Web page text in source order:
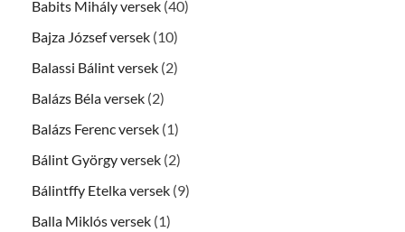
Babits Mihály versek (40)
Bajza József versek (10)
Balassi Bálint versek (2)
Balázs Béla versek (2)
Balázs Ferenc versek (1)
Bálint György versek (2)
Bálintffy Etelka versek (9)
Balla Miklós versek (1)